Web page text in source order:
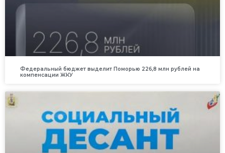
Федеральный бюджет выделит Поморью 226,8 млн рублей на
компенсации ЖКУ